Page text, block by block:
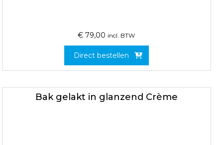
€ 79,00 incl. BTW
Direct bestellen
Bak gelakt in glanzend Crème